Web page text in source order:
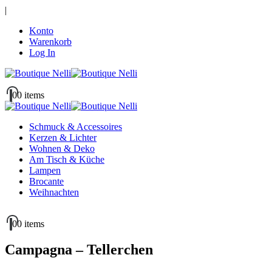
|
Konto
Warenkorb
Log In
00 items
Schmuck & Accessoires
Kerzen & Lichter
Wohnen & Deko
Am Tisch & Küche
Lampen
Brocante
Weihnachten
00 items
Campagna – Tellerchen